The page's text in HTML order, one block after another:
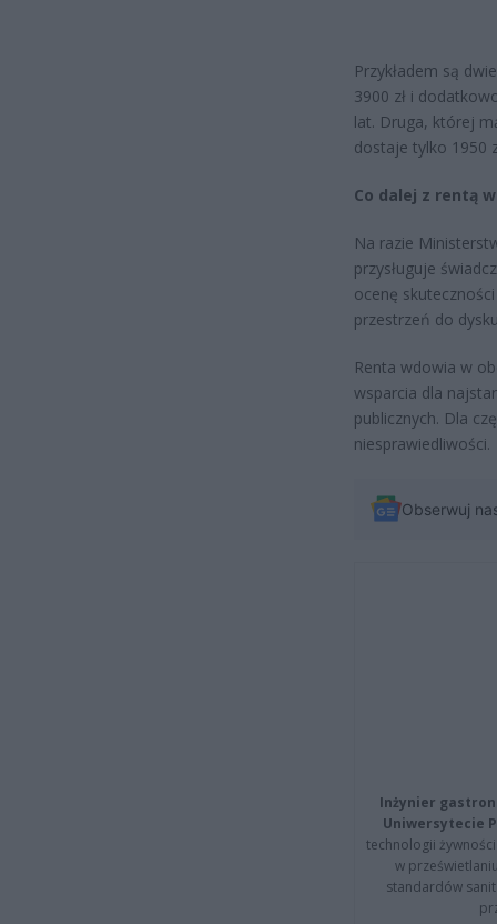
Przykładem są
3900 zł i
lat. Druga, której
dostaje tylko 1950
Co dalej z rentą
Na razie
przysługuje
ocenę
przestrzeń do
Renta wdowia w
wsparcia dla
publicznych. Dla
niesprawiedliwości.
Obserwuj
Inżynier
Uniwersytecie
technologii
w
standardów